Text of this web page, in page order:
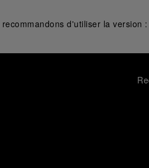
d'utiliser la version :